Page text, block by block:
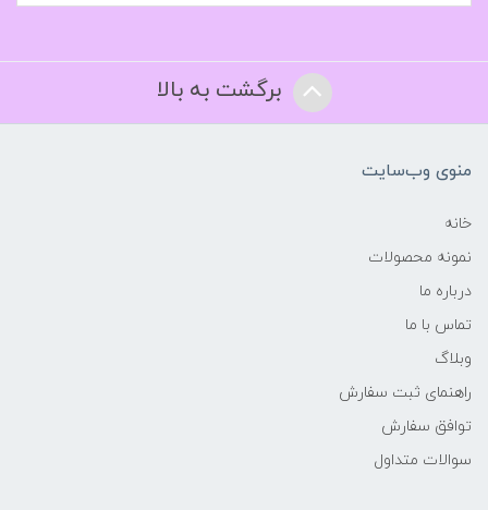
برگشت به بالا
منوی وب‌سایت
خانه
نمونه محصولات
درباره ما
تماس با ما
وبلاگ
راهنمای ثبت سفارش
توافق سفارش
سوالات متداول